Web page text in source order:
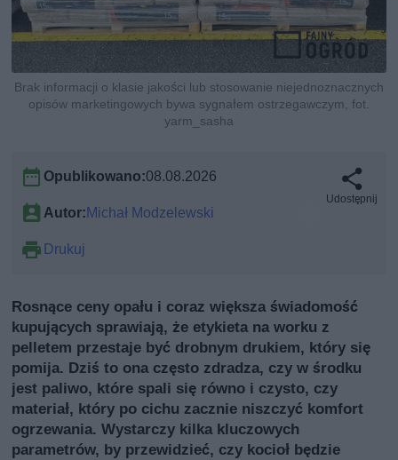
Brak informacji o klasie jakości lub stosowanie niejednoznacznych
opisów marketingowych bywa sygnałem ostrzegawczym, fot.
yarm_sasha
Opublikowano:08.08.2026
Autor:Michał Modzelewski
Drukuj
Udostępnij
Rosnące ceny opału i coraz większa świadomość
kupujących sprawiają, że etykieta na worku z
pelletem przestaje być drobnym drukiem, który się
pomija. Dziś to ona często zdradza, czy w środku
jest paliwo, które spali się równo i czysto, czy
materiał, który po cichu zacznie niszczyć komfort
ogrzewania. Wystarczy kilka kluczowych
parametrów, by przewidzieć, czy kocioł będzie